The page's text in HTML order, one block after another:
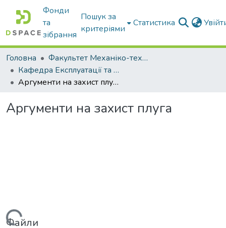
Фонди
та
зібрання
Пошук за
критеріями
Статистика
Головна
Факультет Механіко-технологічний
Кафедра Експлуатації та технічного сервісу машин
Аргументи на захист плуга
Аргументи на захист плуга
Файли